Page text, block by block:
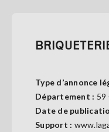
SERVICES
GAZETTE
Type d’annonce
Département : 59
Date de
Support :